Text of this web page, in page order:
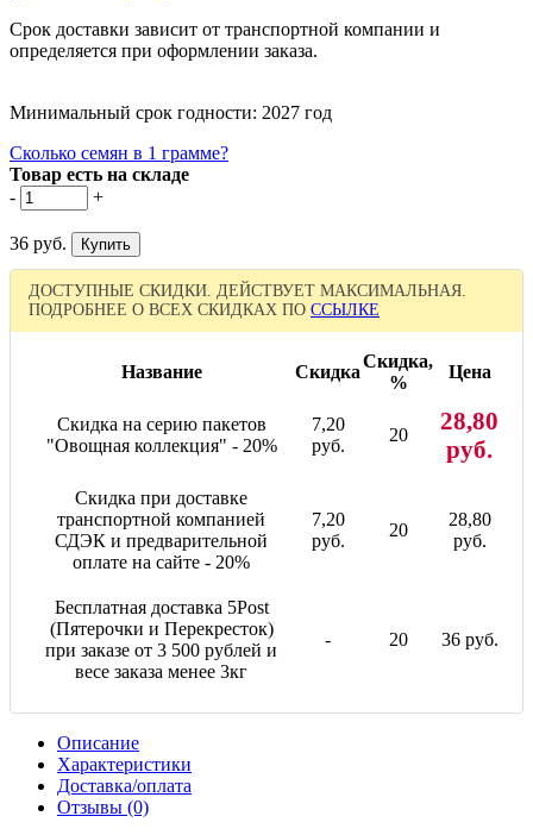
Срок доставки зависит от транспортной компании и
определяется при оформлении заказа.
Минимальный срок годности: 2027 год
Сколько семян в 1 грамме?
Товар есть на складе
-
+
36 руб.
ДОСТУПНЫЕ СКИДКИ. ДЕЙСТВУЕТ МАКСИМАЛЬНАЯ.
ПОДРОБНЕЕ О ВСЕХ СКИДКАХ ПО ССЫЛКЕ
Название Скидка
Скидка,
%
Цена
Скидка на серию пакетов
"Овощная коллекция" - 20%
7,20
руб.
20
28,80
руб.
Скидка при доставке
транспортной компанией
СДЭК и предварительной
оплате на сайте - 20%
7,20
руб.
20
28,80
руб.
Бесплатная доставка 5Post
(Пятерочки и Перекресток)
при заказе от 3 500 рублей и
весе заказа менее 3кг
- 20 36 руб.
Описание
Характеристики
Доставка/оплата
Отзывы (0)